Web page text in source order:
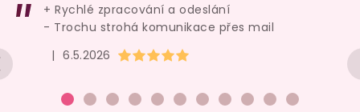
Hodnocení obchodu je 5 z 5 hvězdiček.
| 6.5.2026
+ Rychlé zpracování a odeslání
- Trochu strohá komunikace přes mail